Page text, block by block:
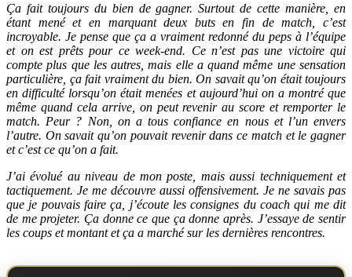
Ça fait toujours du bien de gagner. Surtout de cette manière, en
étant mené et en marquant deux buts en fin de match, c’est
incroyable. Je pense que ça a vraiment redonné du peps à l’équipe
et on est prêts pour ce week-end. Ce n’est pas une victoire qui
compte plus que les autres, mais elle a quand même une sensation
particulière, ça fait vraiment du bien. On savait qu’on était toujours
en difficulté lorsqu’on était menées et aujourd’hui on a montré que
même quand cela arrive, on peut revenir au score et remporter le
match. Peur ? Non, on a tous confiance en nous et l’un envers
l’autre. On savait qu’on pouvait revenir dans ce match et le gagner
et c’est ce qu’on a fait.
J’ai évolué au niveau de mon poste, mais aussi techniquement et
tactiquement. Je me découvre aussi offensivement. Je ne savais pas
que je pouvais faire ça, j’écoute les consignes du coach qui me dit
de me projeter. Ça donne ce que ça donne après. J’essaye de sentir
les coups et montant et ça a marché sur les dernières rencontres.